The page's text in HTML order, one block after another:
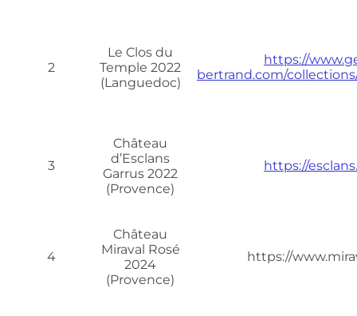
2
Le Clos du
Temple 2022
(Languedoc)
https://
bertrand.com/
3
Château
d’Esclans
Garrus 2022
(Provence)
https://
4
Château
Miraval Rosé
2024
(Provence)
https://